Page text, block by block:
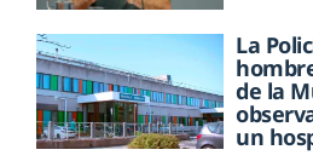
La
de la
un